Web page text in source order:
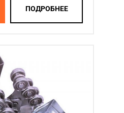
ПОДРОБНЕЕ